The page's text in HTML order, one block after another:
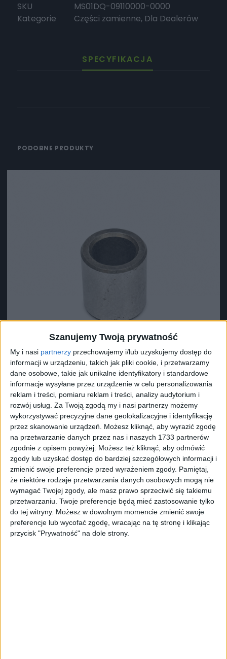
Szanujemy Twoją prywatność
My i nasi partnerzy przechowujemy i/lub uzyskujemy dostęp do
informacji w urządzeniu, takich jak pliki cookie, i przetwarzamy
dane osobowe, takie jak unikalne identyfikatory i standardowe
informacje wysyłane przez urządzenie w celu personalizowania
reklam i treści, pomiaru reklam i treści, analizy audytorium i
rozwój usług. Za Twoją zgodą my i nasi partnerzy możemy
wykorzystywać precyzyjne dane geolokalizacyjne i identyfikację
przez skanowanie urządzeń. Możesz kliknąć, aby wyrazić zgodę
na przetwarzanie danych przez nas i naszych 1733 partnerów
zgodnie z opisem powyżej. Możesz też kliknąć, aby odmówić
zgody lub uzyskać dostęp do bardziej szczegółowych informacji i
zmienić swoje preferencje przed wyrażeniem zgody. Pamiętaj,
że niektóre rodzaje przetwarzania danych osobowych mogą nie
wymagać Twojej zgody, ale masz prawo sprzeciwić się takiemu
przetwarzaniu. Twoje preferencje będą mieć zastosowanie tylko
do tej witryny. Możesz w dowolnym momencie zmienić swoje
preferencje lub wycofać zgodę, wracając na tę stronę i klikając
przycisk "Prywatność" na dole strony.
SKU
MS01DQ-09110000-0000
Kategorie
Części zamienne, Dla Dealerów
SPECYFIKACJA
PODOBNE PRODUKTY
Surron Tuleja prawa wału środkowego
23,78zł
ZOBACZ WIĘCEJ